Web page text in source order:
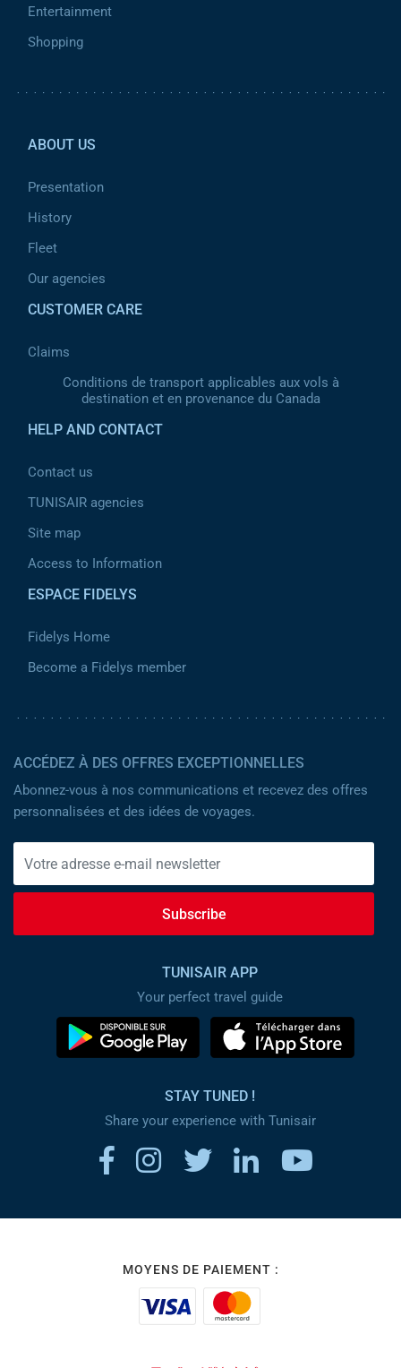
Entertainment
Shopping
ABOUT US
Presentation
History
Fleet
Our agencies
CUSTOMER CARE
Claims
Conditions de transport applicables aux vols à
destination et en provenance du Canada
HELP AND CONTACT
Contact us
TUNISAIR agencies
Site map
Access to Information
ESPACE FIDELYS
Fidelys Home
Become a Fidelys member
ACCÉDEZ À DES OFFRES EXCEPTIONNELLES
Abonnez-vous à nos communications et recevez des offres
personnalisées et des idées de voyages.
Subscribe
TUNISAIR APP
Your perfect travel guide
STAY TUNED !
Share your experience with Tunisair
MOYENS DE PAIEMENT :